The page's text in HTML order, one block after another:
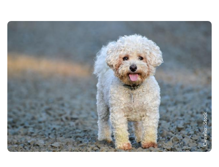
Снимка: iStock